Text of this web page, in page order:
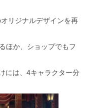
リジナルデザインを再
ほか、ショップでもフ
には、4キャラクター分